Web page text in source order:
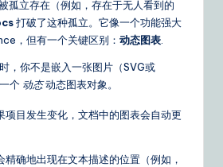
孤立存在（例如，存在于无人看到的
打破了这种孤立。它像一个功能强大
，但有一个关键区别： 动态图表.
，你不是嵌入一张图片（SVG或
个 动态动态图表对象。
项目发生变化，文档中的图表会自动更
精确地出现在文本描述的位置（例如，